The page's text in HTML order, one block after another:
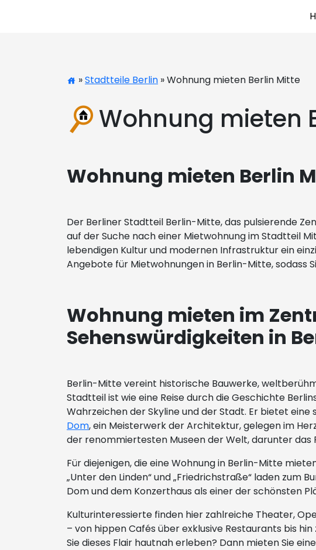
»Stadtteile Berlin » Wohnung mieten Berlin Mitte
Wohnung mieten
Wohnung mieten Berlin
Der Berliner Stadtteil Berlin-Mitte, das pulsierende
auf der Suche nach einer Mietwohnung im Stadtteil
lebendigen Kultur und modernen Infrastruktur ein
Angebote für Mietwohnungen in Berlin-Mitte, sodass
Wohnung mieten im
Sehenswürdigkeiten in
Berlin-Mitte vereint historische Bauwerke,
Stadtteil ist wie eine Reise durch die Geschichte
Wahrzeichen der Skyline und der Stadt. Er bietet
Dom, ein Meisterwerk der Architektur, gelegen im
der renommiertesten Museen der Welt, darunter das
Für diejenigen, die eine Wohnung in Berlin-Mitte
„Unter den Linden“ und „Friedrichstraße“ laden
Dom und dem Konzerthaus als einer der schönsten
Kulturinteressierte finden hier zahlreiche Theater,
– von hippen Cafés über exklusive Restaurants bis
Sie dieses Flair hautnah erleben? Dann mieten Sie